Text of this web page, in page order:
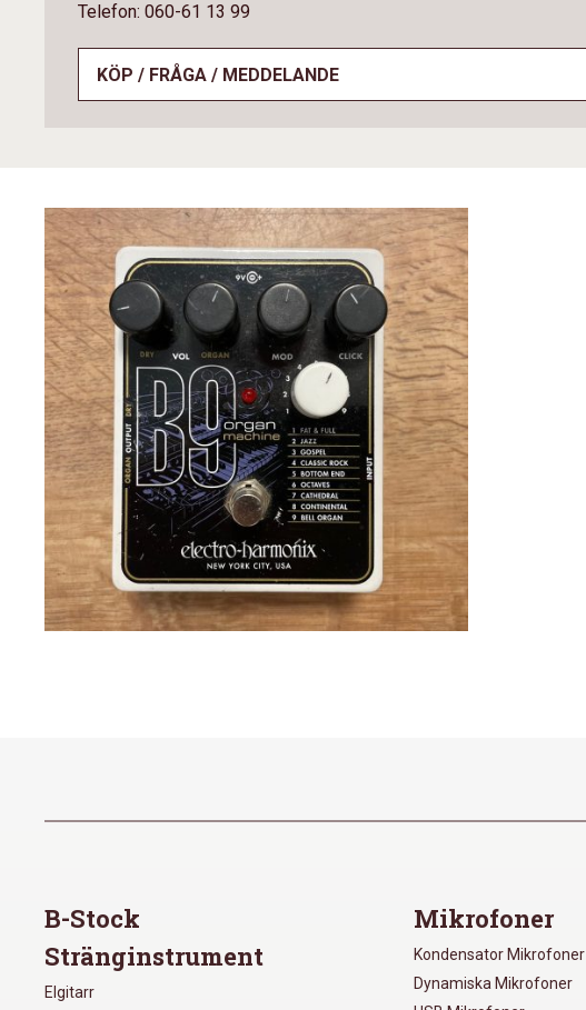
Telefon: 060-61 13 99
KÖP / FRÅGA / MEDDELANDE
B-Stock
Stränginstrument
Elgitarr
Mikrofoner
Kondensator Mikrofoner
Dynamiska Mikrofoner